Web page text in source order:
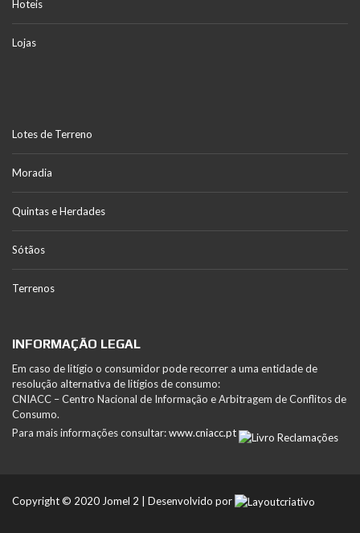
Hoteis
Lojas
Lotes de Terreno
Moradia
Quintas e Herdades
Sótãos
Terrenos
INFORMAÇÃO LEGAL
Em caso de litígio o consumidor pode recorrer a uma entidade de
resolução alternativa de litígios de consumo:
CNIACC – Centro Nacional de Informação e Arbitragem de Conflitos de
Consumo.
Para mais informações consultar:www.cniacc.pt
Copyright © 2020 Jomel 2 | Desenvolvido por